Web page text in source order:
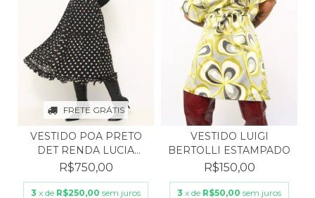
FRETE GRÁTIS
VESTIDO POA PRETO
DET RENDA LUCIA
CURIA
R$750,00
3 x de R$250,00 sem juros
VESTIDO LUIGI
BERTOLLI ESTAMPADO
R$150,00
3 x de R$50,00 sem juros